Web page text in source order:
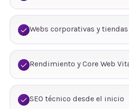
Webs corporativas y
Rendimiento y Core Web
SEO técnico desde el inicio